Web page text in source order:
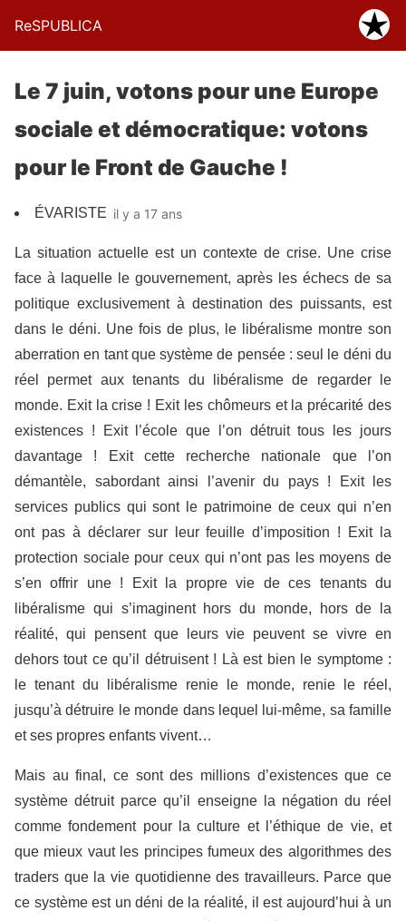
ReSPUBLICA
Le 7 juin, votons pour une Europe
sociale et démocratique: votons
pour le Front de Gauche !
ÉVARISTE il y a 17 ans
La situation actuelle est un contexte de crise. Une crise
face à laquelle le gouvernement, après les échecs de sa
politique exclusivement à destination des puissants, est
dans le déni. Une fois de plus, le libéralisme montre son
aberration en tant que système de pensée : seul le déni du
réel permet aux tenants du libéralisme de regarder le
monde. Exit la crise ! Exit les chômeurs et la précarité des
existences ! Exit l’école que l’on détruit tous les jours
davantage ! Exit cette recherche nationale que l’on
démantèle, sabordant ainsi l’avenir du pays ! Exit les
services publics qui sont le patrimoine de ceux qui n’en
ont pas à déclarer sur leur feuille d’imposition ! Exit la
protection sociale pour ceux qui n’ont pas les moyens de
s’en offrir une ! Exit la propre vie de ces tenants du
libéralisme qui s’imaginent hors du monde, hors de la
réalité, qui pensent que leurs vie peuvent se vivre en
dehors tout ce qu’il détruisent ! Là est bien le symptome :
le tenant du libéralisme renie le monde, renie le réel,
jusqu’à détruire le monde dans lequel lui-même, sa famille
et ses propres enfants vivent…
Mais au final, ce sont des millions d’existences que ce
système détruit parce qu’il enseigne la négation du réel
comme fondement pour la culture et l’éthique de vie, et
que mieux vaut les principes fumeux des algorithmes des
traders que la vie quotidienne des travailleurs. Parce que
ce système est un déni de la réalité, il est aujourd’hui à un